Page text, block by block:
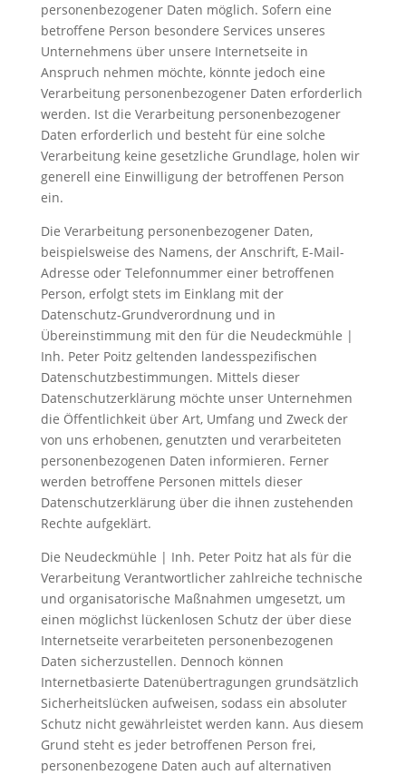
personenbezogener Daten möglich. Sofern eine
betroffene Person besondere Services unseres
Unternehmens über unsere Internetseite in
Anspruch nehmen möchte, könnte jedoch eine
Verarbeitung personenbezogener Daten erforderlich
werden. Ist die Verarbeitung personenbezogener
Daten erforderlich und besteht für eine solche
Verarbeitung keine gesetzliche Grundlage, holen wir
generell eine Einwilligung der betroffenen Person
ein.
Die Verarbeitung personenbezogener Daten,
beispielsweise des Namens, der Anschrift, E-Mail-
Adresse oder Telefonnummer einer betroffenen
Person, erfolgt stets im Einklang mit der
Datenschutz-Grundverordnung und in
Übereinstimmung mit den für die Neudeckmühle |
Inh. Peter Poitz geltenden landesspezifischen
Datenschutzbestimmungen. Mittels dieser
Datenschutzerklärung möchte unser Unternehmen
die Öffentlichkeit über Art, Umfang und Zweck der
von uns erhobenen, genutzten und verarbeiteten
personenbezogenen Daten informieren. Ferner
werden betroffene Personen mittels dieser
Datenschutzerklärung über die ihnen zustehenden
Rechte aufgeklärt.
Die Neudeckmühle | Inh. Peter Poitz hat als für die
Verarbeitung Verantwortlicher zahlreiche technische
und organisatorische Maßnahmen umgesetzt, um
einen möglichst lückenlosen Schutz der über diese
Internetseite verarbeiteten personenbezogenen
Daten sicherzustellen. Dennoch können
Internetbasierte Datenübertragungen grundsätzlich
Sicherheitslücken aufweisen, sodass ein absoluter
Schutz nicht gewährleistet werden kann. Aus diesem
Grund steht es jeder betroffenen Person frei,
personenbezogene Daten auch auf alternativen